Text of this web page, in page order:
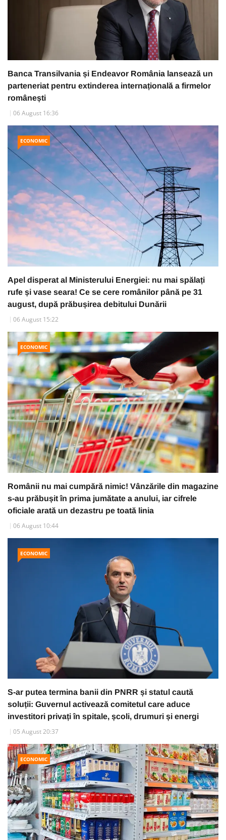
Banca Transilvania și Endeavor România lansează un
parteneriat pentru extinderea internațională a firmelor
românești
06 August 16:36
ECONOMIC
Apel disperat al Ministerului Energiei: nu mai spălați
rufe și vase seara! Ce se cere românilor până pe 31
august, după prăbușirea debitului Dunării
06 August 15:22
ECONOMIC
Românii nu mai cumpără nimic! Vânzările din magazine
s-au prăbușit în prima jumătate a anului, iar cifrele
oficiale arată un dezastru pe toată linia
06 August 10:44
ECONOMIC
S-ar putea termina banii din PNRR și statul caută
soluții: Guvernul activează comitetul care aduce
investitori privați în spitale, școli, drumuri și energi
05 August 20:37
ECONOMIC